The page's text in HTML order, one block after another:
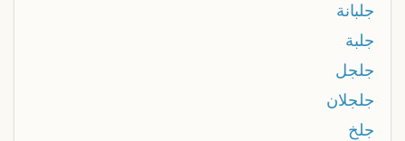
جلبانة
جلبة
جلجل
جلجلان
جلخ